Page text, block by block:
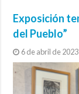
Exposición
del Pueblo”
6 de abril de 2023